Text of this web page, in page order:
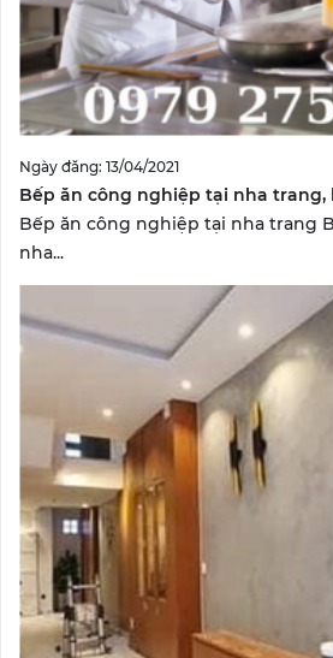
Ngày đăng: 13/04/2021
Bếp ăn công nghiệp tại nha trang,
Bếp ăn công nghiệp tại nha trang
nha...